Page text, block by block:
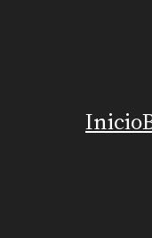
Inicio